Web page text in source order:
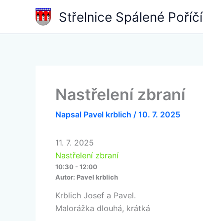
obsah
Střelnice Spálené Poříčí
Nastřelení zbraní
Napsal Pavel krblich / 10. 7. 2025
11. 7. 2025
Nastřelení zbraní
10:30 - 12:00
Autor: Pavel krblich
Krblich Josef a Pavel.
Malorážka dlouhá, krátká